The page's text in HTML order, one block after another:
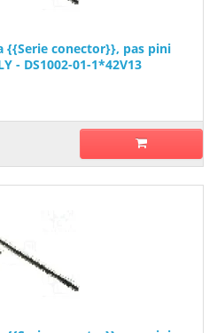
{{Serie conector}}, pas pini
- DS1002-01-1*42V13